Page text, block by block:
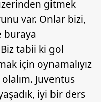
gitmek
var. Onlar bizi,
buraya
tabii ki gol
için oynamalıyız
Juventus
iyi bir ders